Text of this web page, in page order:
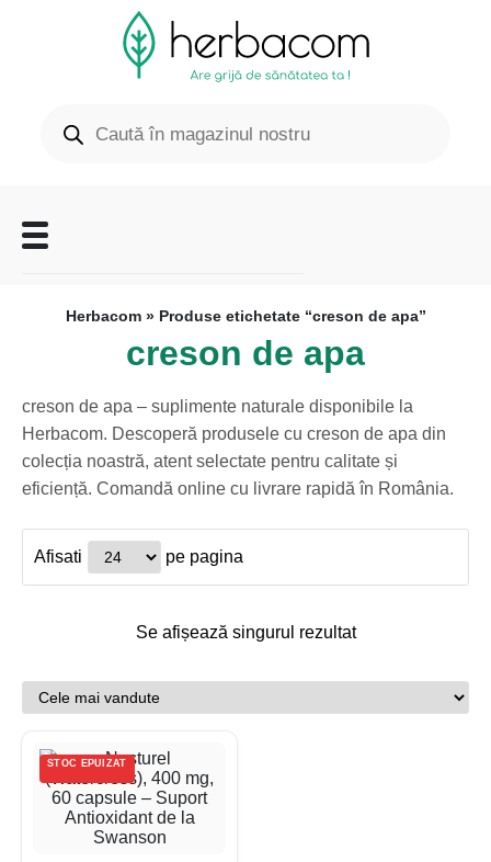
Herbacom» Produse etichetate “creson de apa”
creson de apa
creson de apa – suplimente naturale disponibile la
Herbacom. Descoperă produsele cu creson de apa din
colecția noastră, atent selectate pentru calitate și
eficiență. Comandă online cu livrare rapidă în România.
Afisati pe pagina
Se afișează singurul rezultat
STOC EPUIZAT